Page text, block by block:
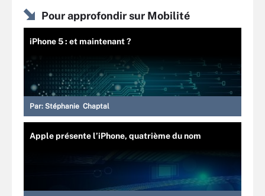
Pour approfondir sur Mobilité
iPhone 5 : et maintenant ?
Par: Stéphanie Chaptal
Apple présente l’iPhone, quatrième du nom